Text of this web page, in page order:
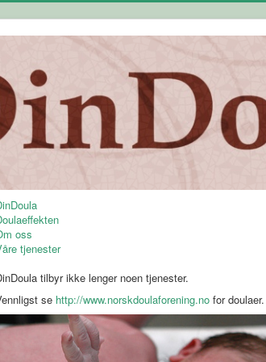
oss
tjenester
tilbyr ikke lenger noen tjenester.
se http://www.norskdoulaforening.no for doulaer.